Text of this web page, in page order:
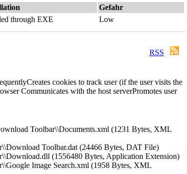
Gefahr
through EXE Low
RSS
Creates cookies to track user (if the user visits the
Communicates with the host serverPromotes user
Toolbar\\Documents.xml (1231 Bytes, XML
Toolbar.dat (24466 Bytes, DAT File)
(1556480 Bytes, Application Extension)
Image Search.xml (1958 Bytes, XML